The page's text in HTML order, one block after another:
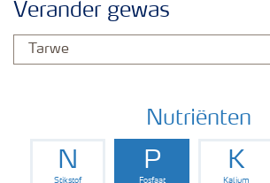
Gewassen
Toolbox
Verander gewas
Nutriënten
N
Stikstof
P
Fosfaat
K
Kalium